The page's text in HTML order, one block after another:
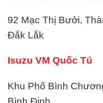
92 Mạc Thị Bưởi,
Đắk Lắk
Isuzu VM Quốc Tú
Khu Phố Bình